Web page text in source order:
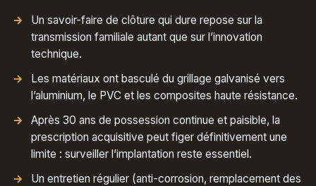
Un savoir-faire de clôture qui dure repose sur la
transmission familiale autant que sur l’innovation
technique.
Les matériaux ont basculé du grillage galvanisé vers
l’aluminium, le PVC et les composites haute résistance.
Après 30 ans de possession continue et paisible, la
prescription acquisitive peut figer définitivement une
limite : surveiller l’implantation reste essentiel.
Un entretien régulier (anti-corrosion, remplacement des